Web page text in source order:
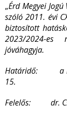
„Érd Megyei
szóló 2011. évi
biztosított
2023/2024-es
jóváhagyja.
Határidő: a
15.
Felelős: dr.